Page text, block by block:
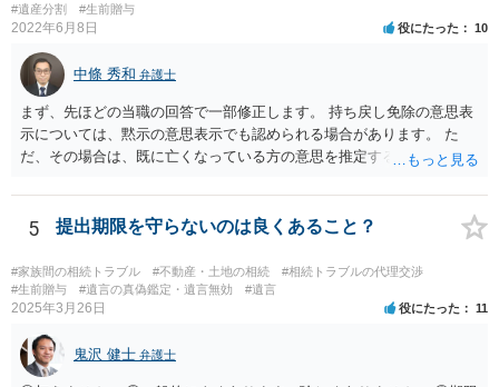
#遺産分割 #生前贈与
2022年6月8日 役にたった 10
中條 秀和 弁護士
まず、先ほどの当職の回答で一部修正します。 持ち戻し免除の意思表
示については、黙示の意思表示でも認められる場合があります。 た
だ、その場合は、既に亡くなっている方の意思を推定することになり
持ち戻し免除の意思表示は書面で明確にしておいていただくべきとい
う結論は変わりません。 誤解を与えるような回答でした。失礼しまし
た。 文言については、「〇〇に対する生前贈与による特別受益の持ち
戻しをすべて免除する」というのがオーソドックスなものですが、ご
心配ならば、弁護士のところに行って、特別受益となりそうな贈与に
ついて説明した上で、適切な文言についてご相談してみてはいかがで
しょうか。
5 提出期限を守らないのは良くあること？
#家族間の相続トラブル #不動産・土地の相続
#相続トラブルの代理交渉
#生前贈与
#遺言の真偽鑑定・遺言無効 #遺言
2025年3月26日 役にたった 11
鬼沢 健士 弁護士